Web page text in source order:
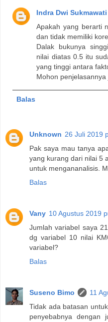
Indra Dwi Sukmawati
Apakah yang berarti
dan tidak memiliki
Dalak bukunya
nilai diatas 0.5 itu
yang tinggi antara
Mohon penjelasannya
Balas
Unknown 26 Juli 2019
Pak saya mau tanya
yang kurang dari nilai 5
untuk mengananalisis.
Balas
Vany 10 Agustus 2019
Jumlah variabel saya
dg variabel 10 nilai
variabel?
Balas
Suseno Bimo
11
Tidak ada batasan
penyebabnya dengan